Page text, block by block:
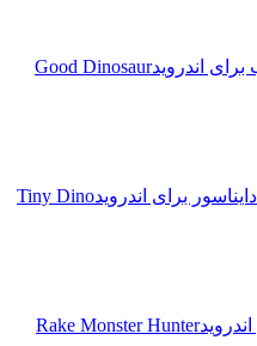
Good Dinosaur
Tiny Dino
Rake Monster Hunter